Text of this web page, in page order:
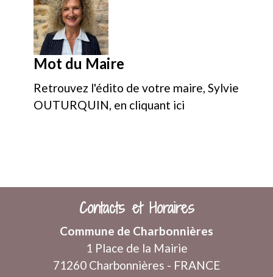
Mot du Maire
Retrouvez l'édito de votre maire, Sylvie
OUTURQUIN, en cliquant ici
Contacts et Horaires
Commune de Charbonnières
1 Place de la Mairie
71260 Charbonnières - FRANCE